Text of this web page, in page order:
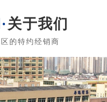
关于我们